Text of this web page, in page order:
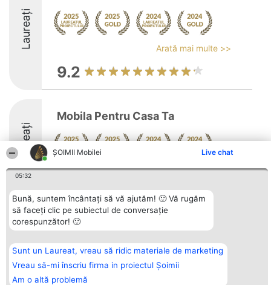
ȘOIMII Mobilei Live chat
05:32
Bună, suntem încântați să vă ajutăm! 🙂 Vă rugăm
să faceți clic pe subiectul de conversație
corespunzător! 🙂
Sunt un Laureat, vreau să ridic materiale de marketing
Vreau să-mi înscriu firma in proiectul Șoimii
Am o altă problemă
Laureați Arată mai multe >>
9.2
Laureați
Mobila Pentru Casa Ta
8.8
Organizator Ranking
BRIGHT SOLUTIONS BR SRL
Sc. A Et. 4 Ap. 13 Cod 061952
București
CUI 36737675
Laureaților
Reguli
Statut
Politica de